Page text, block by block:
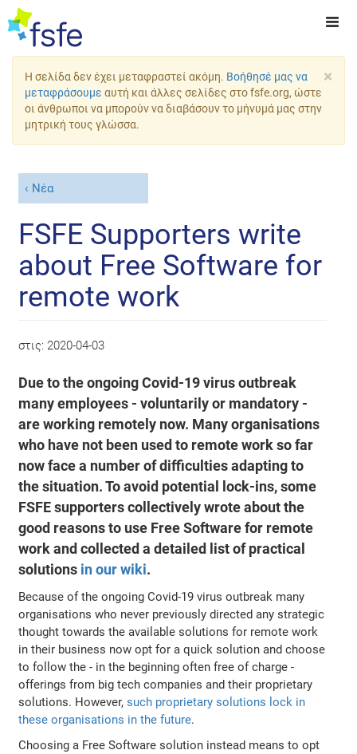
×
Η σελίδα δεν έχει μεταφραστεί ακόμη. Βοήθησέ μας να
μεταφράσουμε αυτή και άλλες σελίδες στο fsfe.org, ώστε
οι άνθρωποι να μπορούν να διαβάσουν το μήνυμά μας στην
μητρική τους γλώσσα.
Νέα
FSFE Supporters write
about Free Software for
remote work
στις: 2020-04-03
Due to the ongoing Covid-19 virus outbreak
many employees - voluntarily or mandatory -
are working remotely now. Many organisations
who have not been used to remote work so far
now face a number of difficulties adapting to
the situation. To avoid potential lock-ins, some
FSFE supporters collectively wrote about the
good reasons to use Free Software for remote
work and collected a detailed list of practical
solutions in our wiki.
Because of the ongoing Covid-19 virus outbreak many
organisations who never previously directed any strategic
thought towards the available solutions for remote work
in their business now opt for a quick solution and choose
to follow the - in the beginning often free of charge -
offerings from big tech companies and their proprietary
solutions. However,such proprietary solutions lock in
these organisations in the future.
Choosing a Free Software solution instead means to opt